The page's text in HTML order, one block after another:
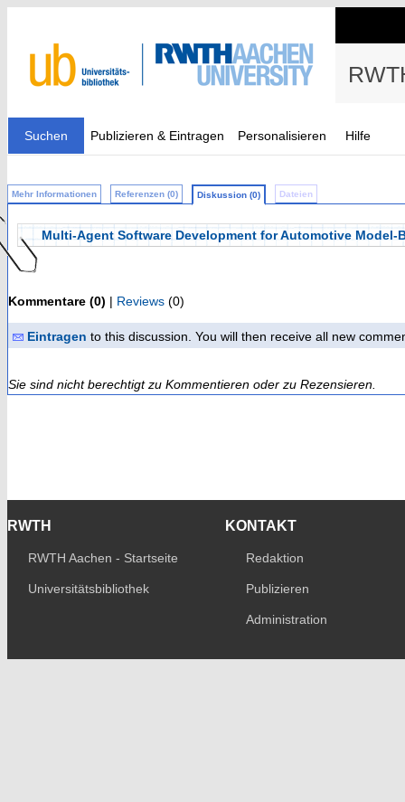
Suchen Publizieren & Eintragen Personalisieren Hilfe
Mehr Informationen Referenzen (0) Diskussion (0) Dateien
Multi-Agent Software Development for Automotive Model-
Kommentare (0) | Reviews (0)
Eintragen to this discussion. You will then receive all new
Sie sind nicht berechtigt zu Kommentieren oder zu Rezensieren.
RWTH
RWTH Aachen - Startseite
Universitätsbibliothek
KONTAKT
Redaktion
Publizieren
Administration